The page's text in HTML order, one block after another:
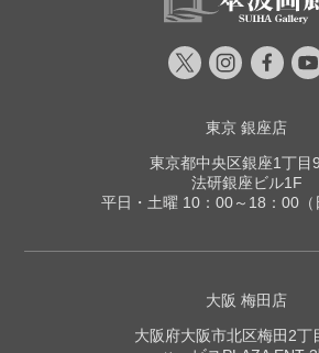
東京 銀座店
東京都中央区銀座1丁目
法研銀座ビル1F
平日・土曜 10：00～18：00（
大阪 梅田店
大阪府大阪市北区梅田2丁